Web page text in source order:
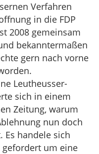
Verfahren
in die FDP
2008 gemeinsam
bekanntermaßen
gern nach vorne
Leutheusser-
sich in einem
Zeitung, warum
nun doch
Es handele sich
gefordert um eine